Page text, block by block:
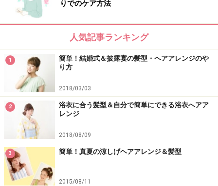
りでのケア方法
人気記事ランキング
1
簡単！結婚式＆披露宴の髪型・ヘアアレンジのや
り方
2018/03/03
2
浴衣に合う髪型＆自分で簡単にできる浴衣へアア
レンジ
2018/08/09
3 簡単！真夏の涼しげヘアアレンジ＆髪型
2015/08/11